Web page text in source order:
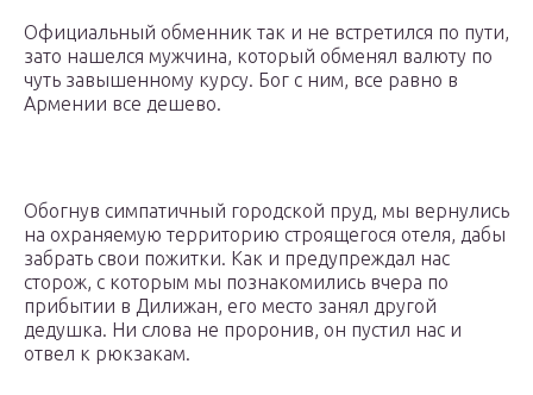
Официальный обменник так и не встретился по пути,
зато нашелся мужчина, который обменял валюту по
чуть завышенному курсу. Бог с ним, все равно в
Армении все дешево.
Обогнув симпатичный городской пруд, мы вернулись
на охраняемую территорию строящегося отеля, дабы
забрать свои пожитки. Как и предупреждал нас
сторож, с которым мы познакомились вчера по
прибытии в Дилижан, его место занял другой
дедушка. Ни слова не проронив, он пустил нас и
отвел к рюкзакам.